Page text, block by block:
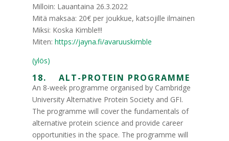
Milloin: Lauantaina 26.3.2022
Mitä maksaa: 20€ per joukkue, katsojille ilmainen
Miksi: Koska Kimble!!!
Miten: https://jayna.fi/avaruuskimble
(ylös)
18. ALT-PROTEIN PROGRAMME
An 8-week programme organised by Cambridge
University Alternative Protein Society and GFI.
The programme will cover the fundamentals of
alternative protein science and provide career
opportunities in the space. The programme will